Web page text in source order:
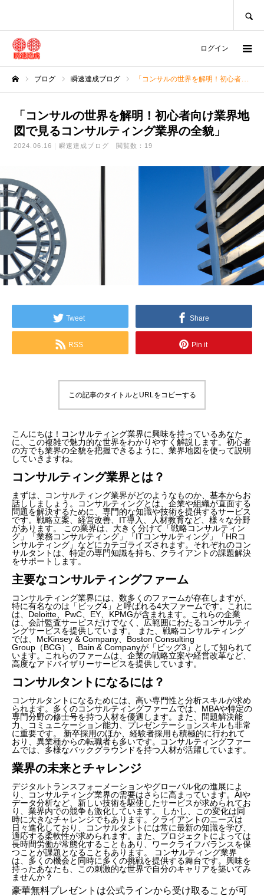
ログイン
ブログ 瞬速達成ブログ 「コンサルの世界を解明！初心者向け業界地図で見るコンサルティング業界の全貌」
「コンサルの世界を解明！初心者向け業界地
図で見るコンサルティング業界の全貌」
2024.06.16 瞬速達成ブログ 閲覧数：19
Tweet Share
RSS Pin it
この記事のタイトルとURLをコピーする
こんにちは！コンサルティング業界に興味を持っているあなた
に、この複雑で魅力的な世界をわかりやすく解説します。初心者
の方でも業界の全貌を把握できるように、業界地図を使って説明
していきますね。
コンサルティング業界とは？
まずは、コンサルティング業界がどのようなものか、基本からお
話ししましょう。コンサルティングとは、企業や組織が直面する
問題を解決するために、専門的な知識や技術を提供するサービス
です。戦略立案、経営改善、IT導入、人材教育など、様々な分野
があります。 この業界は、大きく分けて「戦略コンサルティン
グ」「業務コンサルティング」「ITコンサルティング」「HRコ
ンサルティング」などにカテゴライズされます。それぞれのコン
サルタントは、特定の専門知識を持ち、クライアントの課題解決
をサポートします。
主要なコンサルティングファーム
コンサルティング業界には、数多くのファームが存在しますが、
特に有名なのは「ビッグ4」と呼ばれる4大ファームです。これに
は、Deloitte、PwC、EY、KPMGが含まれます。これらの企業
は、会計監査サービスだけでなく、広範囲にわたるコンサルティ
ングサービスを提供しています。 また、戦略コンサルティング
では、McKinsey & Company、Boston Consulting
Group（BCG）、Bain & Companyが「ビッグ3」として知られて
います。これらのファームは、企業の戦略立案や経営改革など、
高度なアドバイザリーサービスを提供しています。
コンサルタントになるには？
コンサルタントになるためには、高い専門性と分析スキルが求め
られます。多くのコンサルティングファームでは、MBAや特定の
専門分野の修士号を持つ人材を優遇します。また、問題解決能
力、コミュニケーション能力、プレゼンテーションスキルも非常
に重要です。 新卒採用のほか、経験者採用も積極的に行われて
おり、異業種からの転職者も多いです。コンサルティングファー
ムでは、多様なバックグラウンドを持つ人材が活躍しています。
業界の未来とチャレンジ
デジタルトランスフォーメーションやグローバル化の進展によ
り、コンサルティング業界の需要はさらに高まっています。AIや
データ分析など、新しい技術を駆使したサービスが求められてお
り、業界内での競争も激化しています。 しかし、この変化は同
時に大きなチャレンジでもあります。クライアントのニーズは
日々進化しており、コンサルタントには常に最新の知識を学び、
適応する柔軟性が求められます。また、プロジェクトによっては
長時間労働が常態化することもあり、ワークライフバランスを保
つことが課題となることもあります。 コンサルティング業界
は、多くの機会と同時に多くの挑戦を提供する舞台です。興味を
持ったあなたも、この刺激的な世界で自分のキャリアを築いてみ
ませんか？
豪華無料プレゼントは公式ラインから受け取ることが可